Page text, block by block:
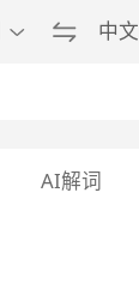
中文
AI解词